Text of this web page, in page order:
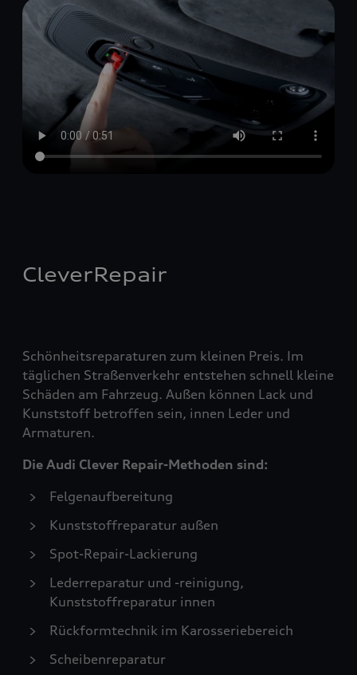
CleverRepair
Schönheitsreparaturen zum kleinen Preis. Im
täglichen Straßenverkehr entstehen schnell kleine
Schäden am Fahrzeug. Außen können Lack und
Kunststoff betroffen sein, innen Leder und
Armaturen.
Die Audi Clever Repair-Methoden sind:
Felgenaufbereitung
Kunststoffreparatur außen
Spot-Repair-Lackierung
Lederreparatur und -reinigung,
Kunststoffreparatur innen
Rückformtechnik im Karosseriebereich
Scheibenreparatur